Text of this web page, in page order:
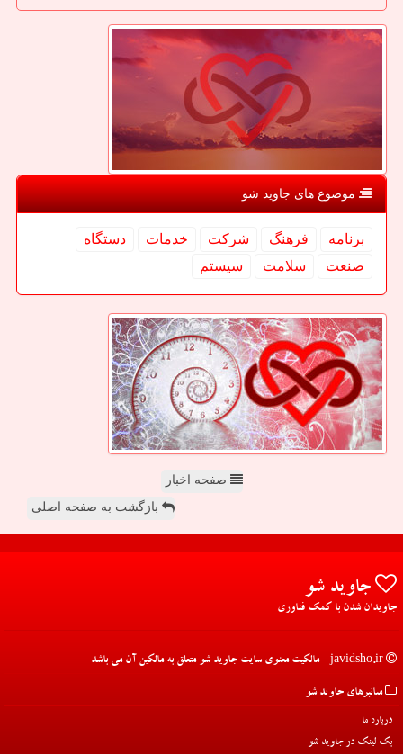
موضوع های جاوید شو
برنامه فرهنگ شركت خدمات
دستگاه
صنعت
سلامت سیستم
صفحه اخبار
بازگشت به صفحه اصلی
جاوید شو
جاویدان شدن با کمک فناوری
میانبرهای جاوید شو
درباره ما
بک لینک در جاوید شو